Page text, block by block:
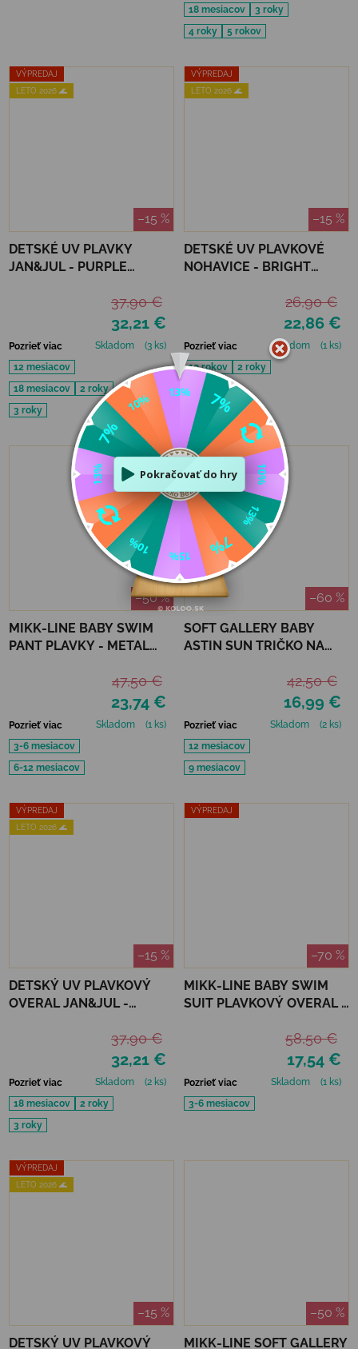
18 mesiacov
3 roky
4 roky
5 rokov
VÝPREDAJ
LETO 2026 🌊
–15 %
DETSKÉ UV PLAVKY
JAN&JUL - PURPLE
32,21 €
37,90 €
Pozrieť viac Skladom
(3 ks)
12 mesiacov
18 mesiacov
2 roky
3 roky
VÝPREDAJ
LETO 2026 🌊
–15 %
DETSKÉ UV PLAVKOVÉ
NOHAVICE - BRIGHT
22,86 €
26,90 €
Pozrieť viac Skladom
(1 ks)
10 rokov
2 roky
4 roky
–50 %
MIKK-LINE BABY SWIM
PANT PLAVKY - METAL
23,74 €
47,50 €
Pozrieť viac Skladom
(1 ks)
3-6 mesiacov
6-12 mesiacov
VÝPREDAJ
–60 %
SOFT GALLERY BABY
ASTIN SUN TRIČKO NA
16,99 €
42,50 €
Pozrieť viac Skladom
(2 ks)
12 mesiacov
9 mesiacov
VÝPREDAJ
LETO 2026 🌊
–15 %
DETSKÝ UV PLAVKOVÝ
OVERAL JAN&JUL -
32,21 €
37,90 €
Pozrieť viac Skladom
(2 ks)
18 mesiacov
2 roky
3 roky
VÝPREDAJ
–70 %
MIKK-LINE BABY SWIM
SUIT PLAVKOVÝ OVERAL -
17,54 €
58,50 €
Pozrieť viac Skladom
(1 ks)
3-6 mesiacov
VÝPREDAJ
LETO 2026 🌊
–15 %
DETSKÝ UV PLAVKOVÝ
–50 %
MIKK-LINE SOFT GALLERY